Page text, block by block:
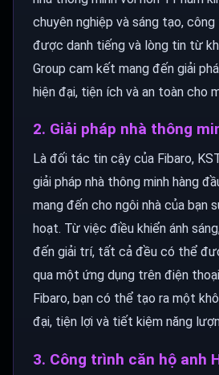
chuyên nghiệp và sáng tạo,
được danh tiếng và lòng tin từ
Group cam kết mang đến giải
hiện đại, tiện ích và an toàn cho
2. Giải pháp nhà thông
Là đối tác tin cậy của Fibaro,
giải pháp nhà thông minh hàng
mang đến cho ngôi nhà của bạn
hoạt. Từ việc điều khiển ánh
đến giải trí, tất cả đều có thể
qua một ứng dụng trên điện
Fibaro, bạn có thể tạo ra một
đại, tiện lợi và tiết kiệm năng
3. Công trình căn hộ anh